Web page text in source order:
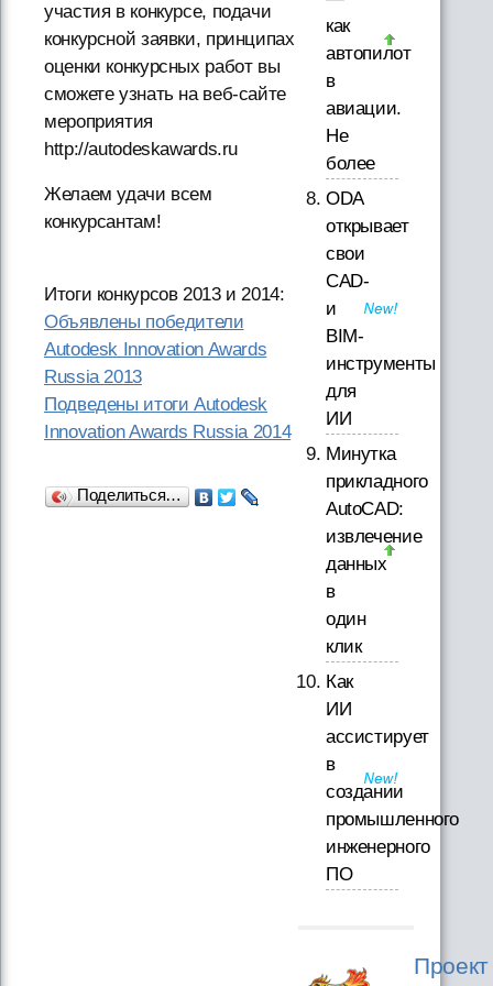
участия в конкурсе, подачи
конкурсной заявки, принципах
оценки конкурсных работ вы
сможете узнать на веб-сайте
мероприятия
http://autodeskawards.ru
Желаем удачи всем
конкурсантам!
Итоги конкурсов 2013 и 2014:
Объявлены победители
Autodesk Innovation Awards
Russia 2013
Подведены итоги Autodesk
Innovation Awards Russia 2014
Поделиться…
как
автопилот
в
авиации.
Не
более
ODA
открывает
свои
CAD-
и
BIM-
инструменты
для
ИИ
Минутка
прикладного
AutoCAD:
извлечение
данных
в
один
клик
Как
ИИ
ассистирует
в
создании
промышленного
инженерного
ПО
Проект